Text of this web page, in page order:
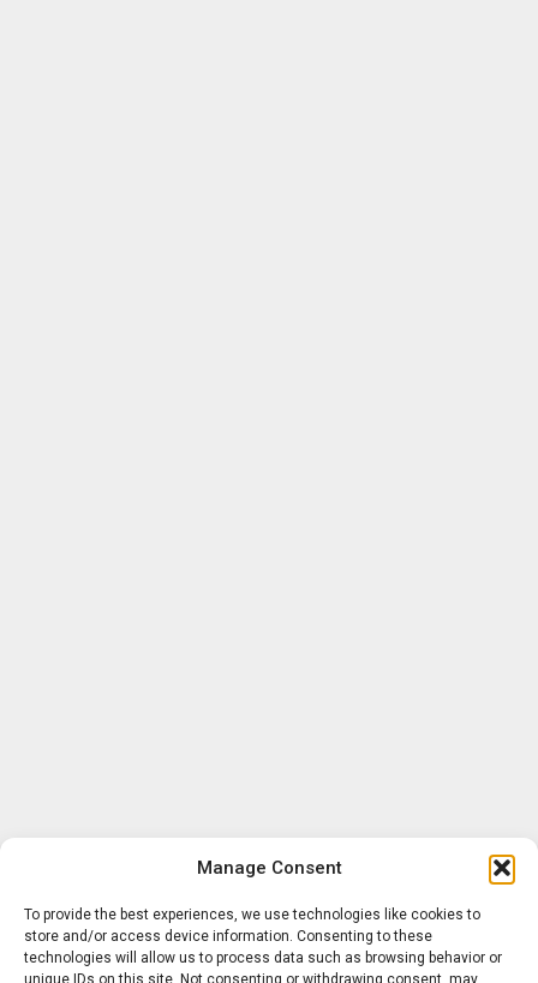
Manage Consent
To provide the best experiences, we use technologies like cookies to
store and/or access device information. Consenting to these
technologies will allow us to process data such as browsing behavior or
unique IDs on this site. Not consenting or withdrawing consent, may